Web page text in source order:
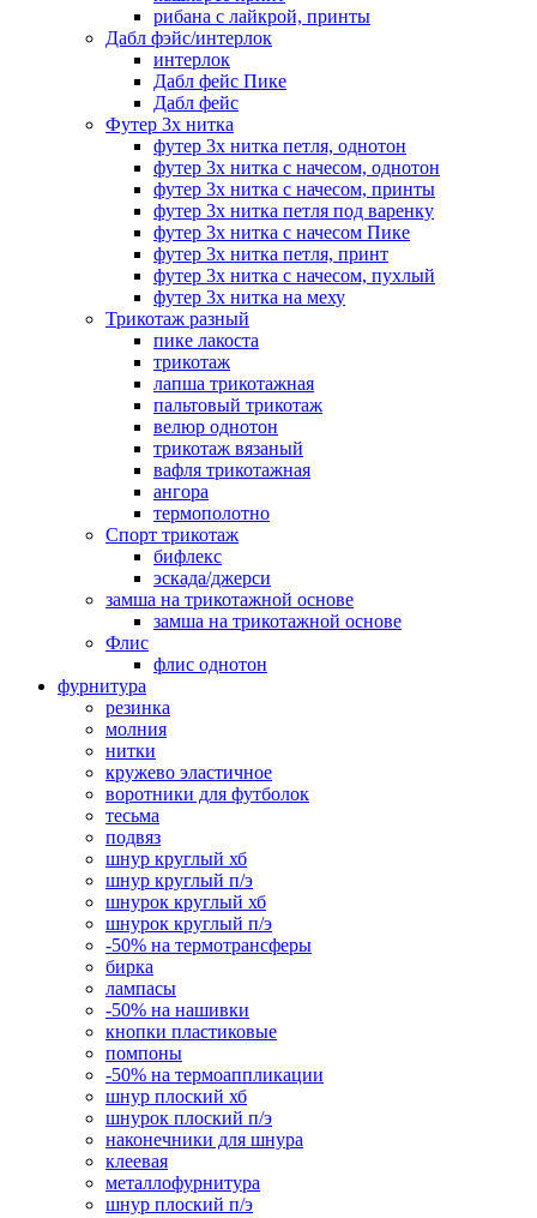
рибана с лайкрой, принты
Дабл фэйс/интерлок
интерлок
Дабл фейс Пике
Дабл фейс
Футер 3х нитка
футер 3х нитка петля, однотон
футер 3х нитка с начесом, однотон
футер 3х нитка с начесом, принты
футер 3х нитка петля под варенку
футер 3х нитка с начесом Пике
футер 3х нитка петля, принт
футер 3х нитка с начесом, пухлый
футер 3х нитка на меху
Трикотаж разный
пике лакоста
трикотаж
лапша трикотажная
пальтовый трикотаж
велюр однотон
трикотаж вязаный
вафля трикотажная
ангора
термополотно
Спорт трикотаж
бифлекс
эскада/джерси
замша на трикотажной основе
замша на трикотажной основе
Флис
флис однотон
фурнитура
резинка
молния
нитки
кружево эластичное
воротники для футболок
тесьма
подвяз
шнур круглый хб
шнур круглый п/э
шнурок круглый хб
шнурок круглый п/э
-50% на термотрансферы
бирка
лампасы
-50% на нашивки
кнопки пластиковые
помпоны
-50% на термоаппликации
шнур плоский хб
шнурок плоский п/э
наконечники для шнура
клеевая
металлофурнитура
шнур плоский п/э